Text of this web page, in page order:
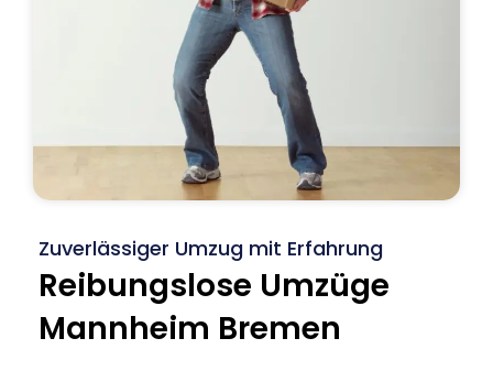
Zuverlässiger Umzug mit Erfahrung
Reibungslose Umzüge
Mannheim Bremen